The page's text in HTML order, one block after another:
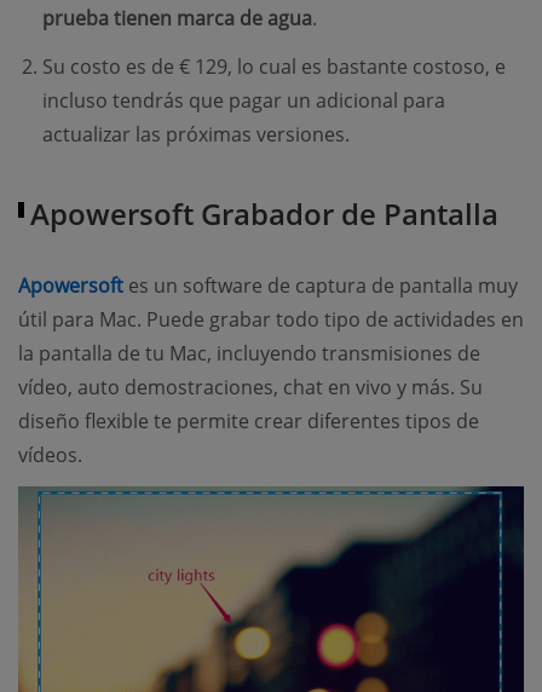
prueba tienen marca de agua.
Su costo es de € 129, lo cual es bastante costoso, e
incluso tendrás que pagar un adicional para
actualizar las próximas versiones.
Apowersoft Grabador de Pantalla
Apowersoft es un software de captura de pantalla muy
útil para Mac. Puede grabar todo tipo de actividades en
la pantalla de tu Mac, incluyendo transmisiones de
vídeo, auto demostraciones, chat en vivo y más. Su
diseño flexible te permite crear diferentes tipos de
vídeos.